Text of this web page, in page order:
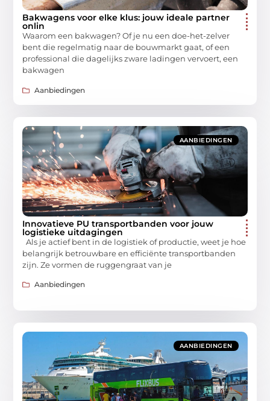
Bakwagens voor elke klus: jouw ideale partner
onlin
Waarom een bakwagen? Of je nu een doe-het-zelver
bent die regelmatig naar de bouwmarkt gaat, of een
professional die dagelijks zware ladingen vervoert, een
bakwagen
Aanbiedingen
AANBIEDINGEN
Innovatieve PU transportbanden voor jouw
logistieke uitdagingen
Als je actief bent in de logistiek of productie, weet je hoe
belangrijk betrouwbare en efficiënte transportbanden
zijn. Ze vormen de ruggengraat van je
Aanbiedingen
AANBIEDINGEN